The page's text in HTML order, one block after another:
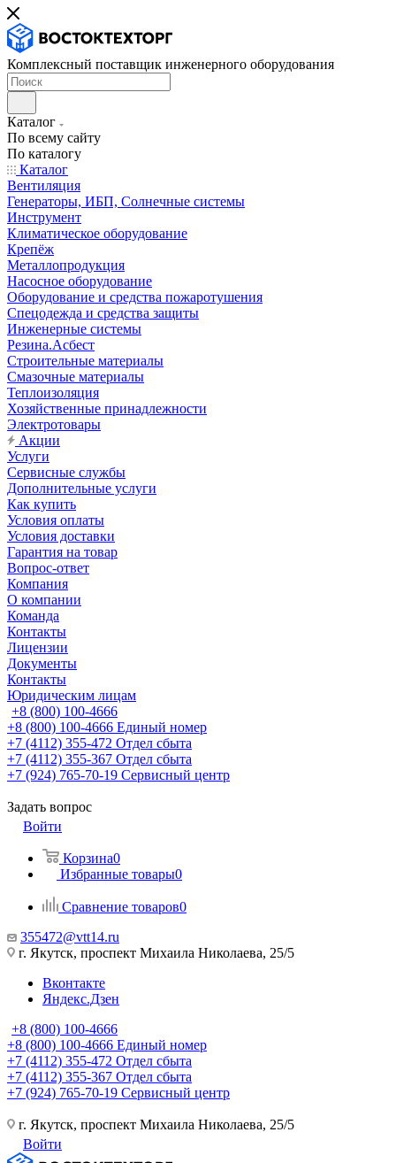
Комплексный поставщик инженерного оборудования
Каталог
По всему сайту
По каталогу
Каталог
Вентиляция
Генераторы, ИБП, Солнечные системы
Инструмент
Климатическое оборудование
Крепёж
Металлопродукция
Насосное оборудование
Оборудование и средства пожаротушения
Спецодежда и средства защиты
Инженерные системы
Резина.Асбест
Строительные материалы
Смазочные материалы
Теплоизоляция
Хозяйственные принадлежности
Электротовары
Акции
Услуги
Сервисные службы
Дополнительные услуги
Как купить
Условия оплаты
Условия доставки
Гарантия на товар
Вопрос-ответ
Компания
О компании
Команда
Контакты
Лицензии
Документы
Контакты
Юридическим лицам
+8 (800) 100-4666
+8 (800) 100-4666 Единый номер
+7 (4112) 355-472 Отдел сбыта
+7 (4112) 355-367 Отдел сбыта
+7 (924) 765-70-19 Сервисный центр
Задать вопрос
Войти
Корзина0
Избранные товары0
Сравнение товаров0
355472@vtt14.ru
г. Якутск, проспект Михаила Николаева, 25/5
Вконтакте
Яндекс.Дзен
+8 (800) 100-4666
+8 (800) 100-4666 Единый номер
+7 (4112) 355-472 Отдел сбыта
+7 (4112) 355-367 Отдел сбыта
+7 (924) 765-70-19 Сервисный центр
г. Якутск, проспект Михаила Николаева, 25/5
Войти